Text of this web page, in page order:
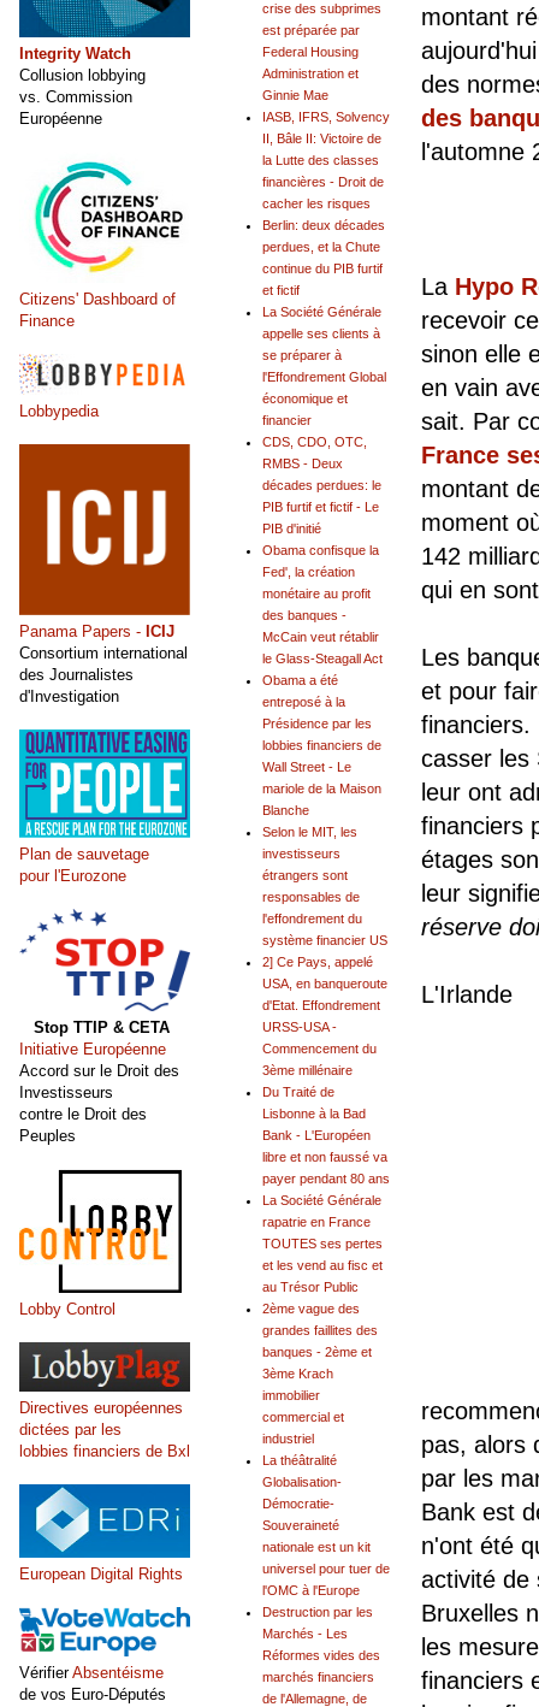
montant
des
des
l'automne
La Hypo
recevoir
sinon elle
en vain
sait. Par
France
montant
moment
142
qui en
Les
et pour
financiers.
casser les
leur ont
financiers
étages
leur
réserve
L'Irlande
pas, alors
par les
Bank est
n'ont été
activité de
Bruxelles
les
financiers
crise des subprimes
est préparée par
Federal Housing
Administration et
Ginnie Mae
IASB, IFRS, Solvency
II, Bâle II: Victoire de
la Lutte des classes
financières - Droit de
cacher les risques
Berlin: deux décades
perdues, et la Chute
continue du PIB furtif
et fictif
La Société Générale
appelle ses clients à
se préparer à
l'Effondrement Global
économique et
financier
CDS, CDO, OTC,
RMBS - Deux
décades perdues: le
PIB furtif et fictif - Le
PIB d'initié
Obama confisque la
Fed', la création
monétaire au profit
des banques -
McCain veut rétablir
le Glass-Steagall Act
Obama a été
entreposé à la
Présidence par les
lobbies financiers de
Wall Street - Le
mariole de la Maison
Blanche
Selon le MIT, les
investisseurs
étrangers sont
responsables de
l'effondrement du
système financier US
2] Ce Pays, appelé
USA, en banqueroute
d'Etat. Effondrement
URSS-USA -
Commencement du
3ème millénaire
Du Traité de
Lisbonne à la Bad
Bank - L'Européen
libre et non faussé va
payer pendant 80 ans
La Société Générale
rapatrie en France
TOUTES ses pertes
et les vend au fisc et
au Trésor Public
2ème vague des
grandes faillites des
banques - 2ème et
3ème Krach
immobilier
commercial et
industriel
La théâtralité
Globalisation-
Démocratie-
Souveraineté
nationale est un kit
universel pour tuer de
l'OMC à l'Europe
Destruction par les
Marchés - Les
Réformes vides des
marchés financiers
de l'Allemagne, de
Integrity Watch
Collusion lobbying
vs. Commission
Européenne
Citizens' Dashboard of
Finance
Lobbypedia
Panama Papers - ICIJ
Consortium international
des Journalistes
d'Investigation
Plan de sauvetage
pour l'Eurozone
Stop TTIP & CETA
Initiative Européenne
Accord sur le Droit des
Investisseurs
contre le Droit des
Peuples
Lobby Control
Directives européennes
dictées par les
lobbies financiers de Bxl
European Digital Rights
VérifierAbsentéisme
de vos Euro-Députés